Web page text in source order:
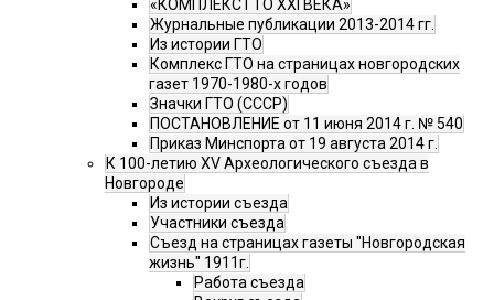
«КОМПЛЕКС ГТО XXI ВЕКА»
Журнальные публикации 2013-2014 гг.
Из истории ГТО
Комплекс ГТО на страницах новгородских
газет 1970-1980-х годов
Значки ГТО (СССР)
ПОСТАНОВЛЕНИЕ от 11 июня 2014 г. № 540
Приказ Минспорта от 19 августа 2014 г.
К 100-летию XV Археологического съезда в
Новгороде
Из истории съезда
Участники съезда
Cъезд на страницах газеты "Новгородская
жизнь" 1911г.
Работа съезда